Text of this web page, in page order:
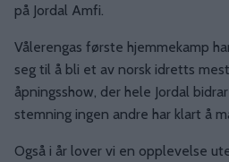
på Jordal Amfi.
Vålerengas første hjemmekamp
seg til å bli et av norsk idretts
åpningsshow, der hele Jordal
stemning ingen andre har klart å
Også i år lover vi en opplevelse